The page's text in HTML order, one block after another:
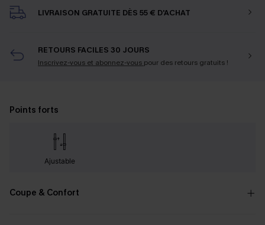
LIVRAISON GRATUITE DÈS 55 € D'ACHAT
RETOURS FACILES 30 JOURS
Inscrivez-vous et abonnez-vous pour des retours gratuits !
Points forts
Ajustable
Coupe & Confort